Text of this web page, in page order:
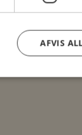
AFVIS